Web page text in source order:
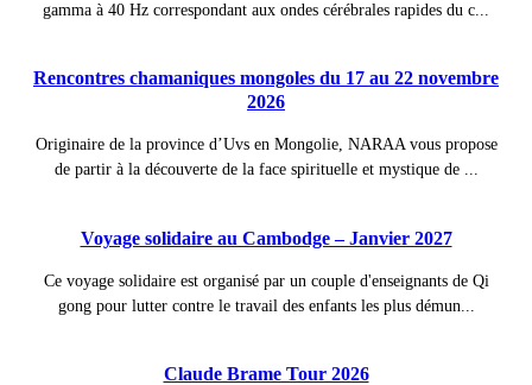
gamma à 40 Hz correspondant aux ondes cérébrales rapides du c...
Rencontres chamaniques mongoles du 17 au 22 novembre
2026
Originaire de la province d’Uvs en Mongolie, NARAA vous propose
de partir à la découverte de la face spirituelle et mystique de ...
Voyage solidaire au Cambodge – Janvier 2027
Ce voyage solidaire est organisé par un couple d'enseignants de Qi
gong pour lutter contre le travail des enfants les plus démun...
Claude Brame Tour 2026